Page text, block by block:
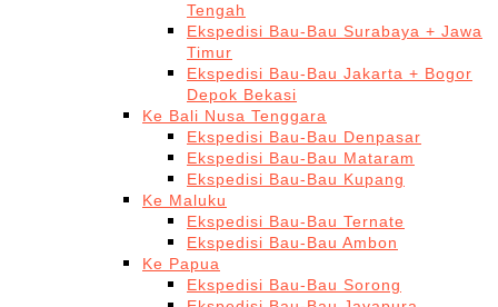
Tengah
Ekspedisi Bau-Bau Surabaya + Jawa
Timur
Ekspedisi Bau-Bau Jakarta + Bogor
Depok Bekasi
Ke Bali Nusa Tenggara
Ekspedisi Bau-Bau Denpasar
Ekspedisi Bau-Bau Mataram
Ekspedisi Bau-Bau Kupang
Ke Maluku
Ekspedisi Bau-Bau Ternate
Ekspedisi Bau-Bau Ambon
Ke Papua
Ekspedisi Bau-Bau Sorong